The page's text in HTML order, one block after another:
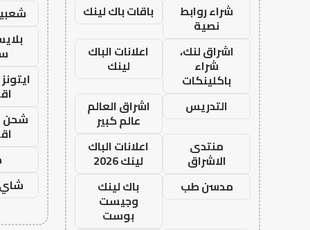
شراء روابط
نصية
باقات باك لينك
اشراق لنك،
شراء
باكلينكات
اعلانات الباك
لينك
التدريس
اشراق العالم
عالم كبير
منتدى
الاشراق
اعلانات الباك
لينك 2026
مدسن طب
باك لينك
وجيست
بوست
شحن